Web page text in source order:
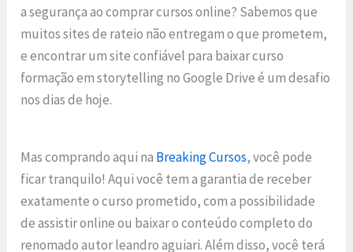
a segurança ao comprar cursos online? Sabemos que
muitos sites de rateio não entregam o que prometem,
e encontrar um site confiável para baixar curso
formação em storytelling no Google Drive é um desafio
nos dias de hoje.
Mas comprando aqui na Breaking Cursos, você pode
ficar tranquilo! Aqui você tem a garantia de receber
exatamente o curso prometido, com a possibilidade
de assistir online ou baixar o conteúdo completo do
renomado autor leandro aguiari. Além disso, você terá